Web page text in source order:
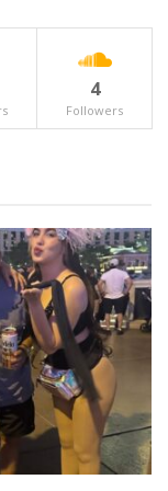
adentro y
respeto a los
de
encuentra de
El
Por eso existe
nos da la
se
Un
paraíso. Los
con
del
4
Followers